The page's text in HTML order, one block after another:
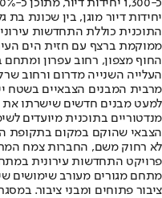
יחידות דיור מוגן, בין שכונת
התוכנית כוללת התחדשות
ממוקמת ברצף עם חזית הים
החוף מצפון, רחוב עפרון
העלייה השנייה מדרום ורחוב
מרבית המבנים הצבאיים בשטח
למעט מבנים חדשים שישרתו את
מנדטוריים בתוכנית מיועדים
הצבאי שהוקם במקום בתקופת
לא רחוק משם, החברות צמח
פרויקט התחדשות עירונית
מתחם מגורים מעורב שימושים
ציבור פתוחים ומבני ציבור.